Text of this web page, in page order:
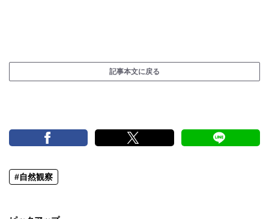
記事本文に戻る
#自然観察